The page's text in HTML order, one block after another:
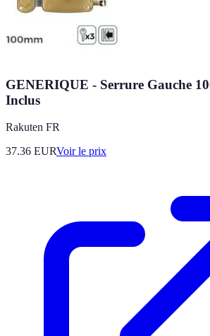
GENERIQUE - Serrure Gauche
Inclus
Rakuten FR
37.36 EURVoir le prix